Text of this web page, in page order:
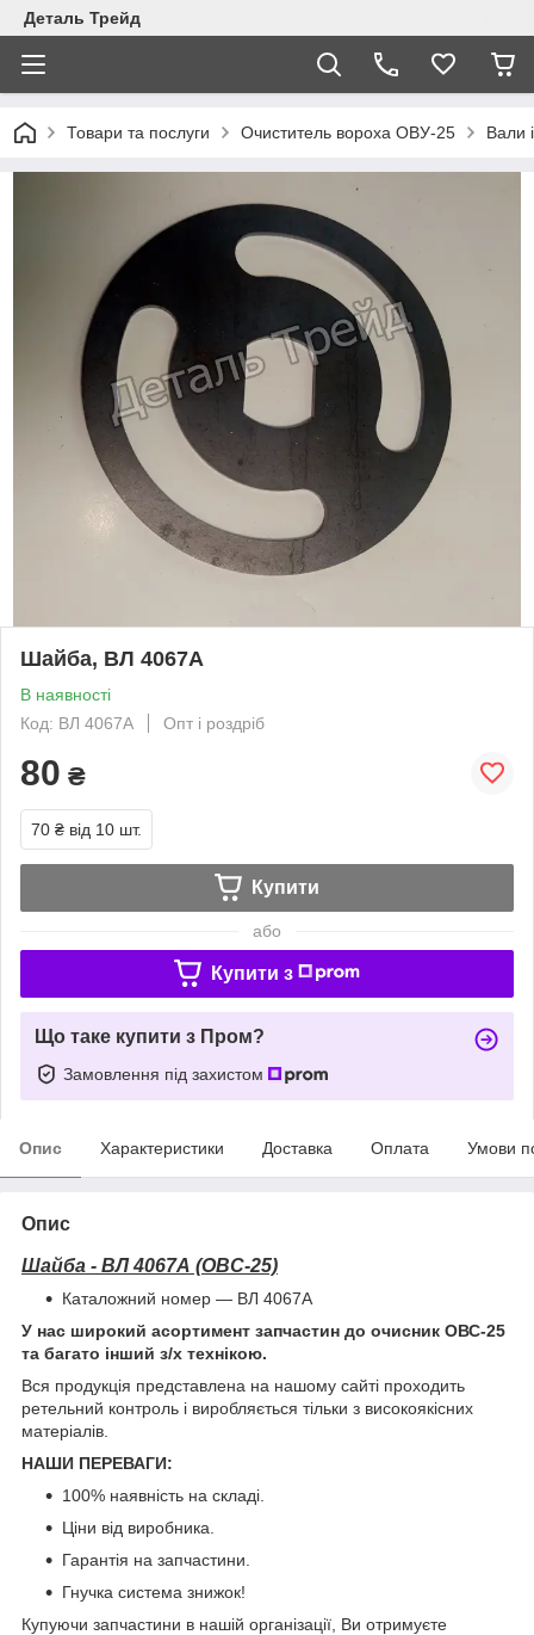
Деталь Трейд
Товари та послуги Очиститель вороха ОВУ-25 Вали
Шайба, ВЛ 4067А
В наявності
Код: ВЛ 4067А
Опт і роздріб
80 ₴
70 ₴ від 10 шт.
Купити
або
Купити з
Що таке купити з Пром?
Замовлення під захистом
Опис Характеристики Доставка Оплата Умови
Опис
Шайба - ВЛ 4067А (ОВС-25)
Каталожний номер — ВЛ 4067А
У нас широкий асортимент запчастин до очисник ОВС-25
та багато інший з/х технікою.
Вся продукція представлена на нашому сайті проходить
ретельний контроль і виробляється тільки з високоякісних
матеріалів.
НАШИ ПЕРЕВАГИ:
100% наявність на складі.
Ціни від виробника.
Гарантія на запчастини.
Гнучка система знижок!
Купуючи запчастини в нашій організації, Ви отримуєте